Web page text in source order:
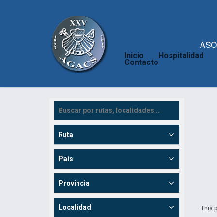
Inicio Hospitalidad
Contacto
This
Ruta
País
Provincia
Localidad